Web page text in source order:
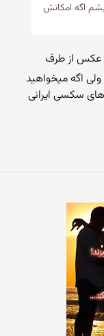
اگه امكانش
عكس از طرف
اگه میخواهید
سكسی ایرانی